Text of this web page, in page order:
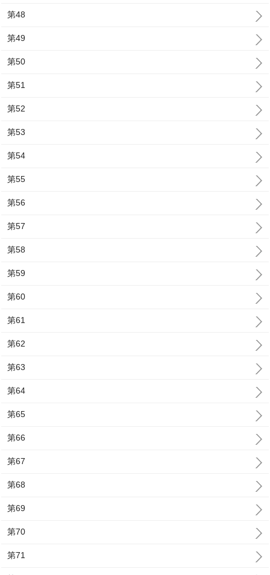
第48
第49
第50
第51
第52
第53
第54
第55
第56
第57
第58
第59
第60
第61
第62
第63
第64
第65
第66
第67
第68
第69
第70
第71